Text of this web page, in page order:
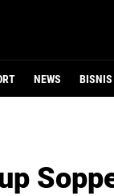
NEWS BISNIS